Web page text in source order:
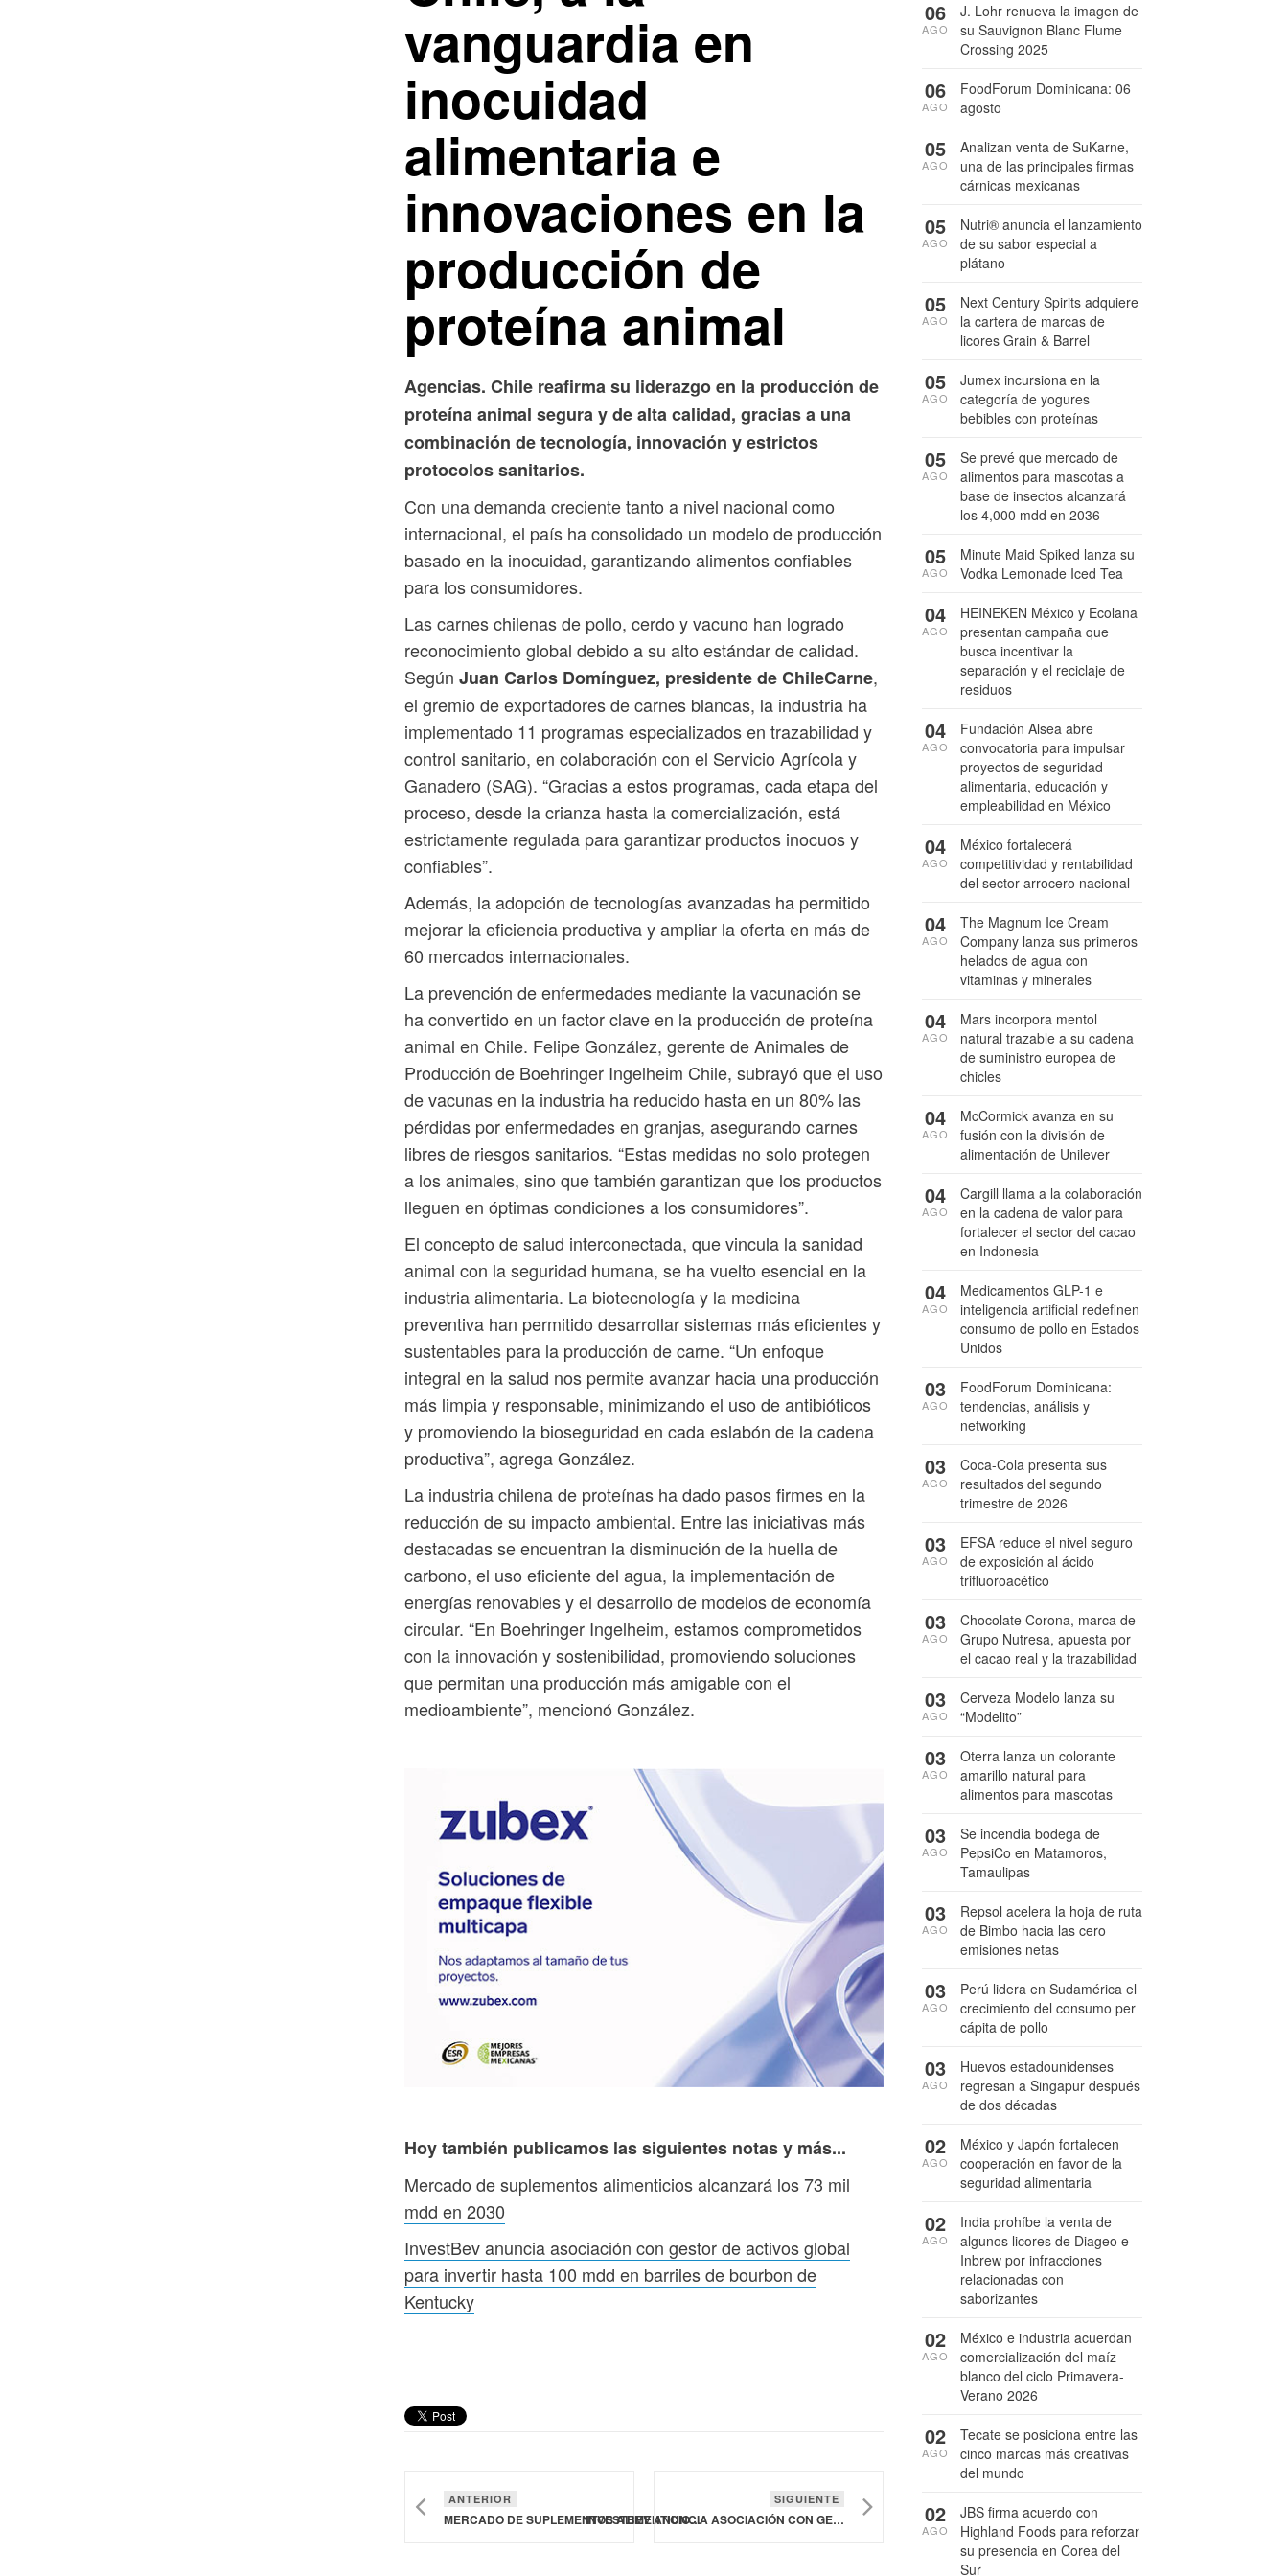
vanguardia en
inocuidad
alimentaria e
innovaciones en la
producción de
proteína animal
Agencias. Chile reafirma su liderazgo en la producción de
proteína animal segura y de alta calidad, gracias a una
combinación de tecnología, innovación y estrictos
protocolos sanitarios.
Con una demanda creciente tanto a nivel nacional como
internacional, el país ha consolidado un modelo de producción
basado en la inocuidad, garantizando alimentos confiables
para los consumidores.
Las carnes chilenas de pollo, cerdo y vacuno han logrado
reconocimiento global debido a su alto estándar de calidad.
Según Juan Carlos Domínguez, presidente de ChileCarne,
el gremio de exportadores de carnes blancas, la industria ha
implementado 11 programas especializados en trazabilidad y
control sanitario, en colaboración con el Servicio Agrícola y
Ganadero (SAG). “Gracias a estos programas, cada etapa del
proceso, desde la crianza hasta la comercialización, está
estrictamente regulada para garantizar productos inocuos y
confiables”.
Además, la adopción de tecnologías avanzadas ha permitido
mejorar la eficiencia productiva y ampliar la oferta en más de
60 mercados internacionales.
La prevención de enfermedades mediante la vacunación se
ha convertido en un factor clave en la producción de proteína
animal en Chile. Felipe González, gerente de Animales de
Producción de Boehringer Ingelheim Chile, subrayó que el uso
de vacunas en la industria ha reducido hasta en un 80% las
pérdidas por enfermedades en granjas, asegurando carnes
libres de riesgos sanitarios. “Estas medidas no solo protegen
a los animales, sino que también garantizan que los productos
lleguen en óptimas condiciones a los consumidores”.
El concepto de salud interconectada, que vincula la sanidad
animal con la seguridad humana, se ha vuelto esencial en la
industria alimentaria. La biotecnología y la medicina
preventiva han permitido desarrollar sistemas más eficientes y
sustentables para la producción de carne. “Un enfoque
integral en la salud nos permite avanzar hacia una producción
más limpia y responsable, minimizando el uso de antibióticos
y promoviendo la bioseguridad en cada eslabón de la cadena
productiva”, agrega González.
La industria chilena de proteínas ha dado pasos firmes en la
reducción de su impacto ambiental. Entre las iniciativas más
destacadas se encuentran la disminución de la huella de
carbono, el uso eficiente del agua, la implementación de
energías renovables y el desarrollo de modelos de economía
circular. “En Boehringer Ingelheim, estamos comprometidos
con la innovación y sostenibilidad, promoviendo soluciones
que permitan una producción más amigable con el
medioambiente”, mencionó González.
Hoy también publicamos las siguientes notas y más...
Mercado de suplementos alimenticios alcanzará los 73 mil
mdd en 2030
InvestBev anuncia asociación con gestor de activos global
para invertir hasta 100 mdd en barriles de bourbon de
Kentucky
ANTERIOR
MERCADO DE SUPLEMENTOS ALIMENTICIOS ALCANZARÁ LOS 73 MIL MDD EN 2030
SIGUIENTE
INVESTBEV ANUNCIA ASOCIACIÓN CON GESTOR DE ACTIVOS GLOBAL PARA INVERTIR HASTA 100 MDD EN BARRILES DE BOURBON DE KENTUCKY
J. Lohr renueva la imagen de
su Sauvignon Blanc Flume
Crossing 2025
06
AGO
FoodForum Dominicana: 06
agosto
06
AGO
Analizan venta de SuKarne,
una de las principales firmas
cárnicas mexicanas
05
AGO
Nutri® anuncia el lanzamiento
de su sabor especial a
plátano
05
AGO
Next Century Spirits adquiere
la cartera de marcas de
licores Grain & Barrel
05
AGO
Jumex incursiona en la
categoría de yogures
bebibles con proteínas
05
AGO
Se prevé que mercado de
alimentos para mascotas a
base de insectos alcanzará
los 4,000 mdd en 2036
05
AGO
Minute Maid Spiked lanza su
Vodka Lemonade Iced Tea
05
AGO
HEINEKEN México y Ecolana
presentan campaña que
busca incentivar la
separación y el reciclaje de
residuos
04
AGO
Fundación Alsea abre
convocatoria para impulsar
proyectos de seguridad
alimentaria, educación y
empleabilidad en México
04
AGO
México fortalecerá
competitividad y rentabilidad
del sector arrocero nacional
04
AGO
The Magnum Ice Cream
Company lanza sus primeros
helados de agua con
vitaminas y minerales
04
AGO
Mars incorpora mentol
natural trazable a su cadena
de suministro europea de
chicles
04
AGO
McCormick avanza en su
fusión con la división de
alimentación de Unilever
04
AGO
Cargill llama a la colaboración
en la cadena de valor para
fortalecer el sector del cacao
en Indonesia
04
AGO
Medicamentos GLP-1 e
inteligencia artificial redefinen
consumo de pollo en Estados
Unidos
04
AGO
FoodForum Dominicana:
tendencias, análisis y
networking
03
AGO
Coca-Cola presenta sus
resultados del segundo
trimestre de 2026
03
AGO
EFSA reduce el nivel seguro
de exposición al ácido
trifluoroacético
03
AGO
Chocolate Corona, marca de
Grupo Nutresa, apuesta por
el cacao real y la trazabilidad
03
AGO
Cerveza Modelo lanza su
“Modelito”
03
AGO
Oterra lanza un colorante
amarillo natural para
alimentos para mascotas
03
AGO
Se incendia bodega de
PepsiCo en Matamoros,
Tamaulipas
03
AGO
Repsol acelera la hoja de ruta
de Bimbo hacia las cero
emisiones netas
03
AGO
Perú lidera en Sudamérica el
crecimiento del consumo per
cápita de pollo
03
AGO
Huevos estadounidenses
regresan a Singapur después
de dos décadas
03
AGO
México y Japón fortalecen
cooperación en favor de la
seguridad alimentaria
02
AGO
India prohíbe la venta de
algunos licores de Diageo e
Inbrew por infracciones
relacionadas con
saborizantes
02
AGO
México e industria acuerdan
comercialización del maíz
blanco del ciclo Primavera-
Verano 2026
02
AGO
Tecate se posiciona entre las
cinco marcas más creativas
del mundo
02
AGO
JBS firma acuerdo con
Highland Foods para reforzar
su presencia en Corea del
Sur
02
AGO